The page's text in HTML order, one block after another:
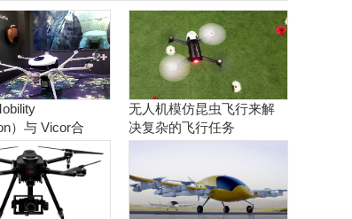
）与 Vicor合
商用氢燃料电池
无人机模仿昆虫飞行来解
决复杂的飞行任务